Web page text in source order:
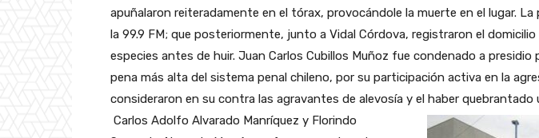
apuñalaron reiteradamente en el tórax, provocándole la muerte en el lugar.
la 99.9 FM; que posteriormente, junto a Vidal Córdova, registraron el
especies antes de huir. Juan Carlos Cubillos Muñoz fue condenado a presidio
pena más alta del sistema penal chileno, por su participación activa en la
consideraron en su contra las agravantes de alevosía y el haber quebrantado
Carlos Adolfo Alvarado Manríquez y Florindo